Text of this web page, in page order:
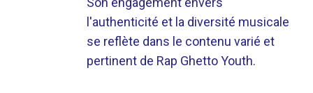
l'authenticité et la diversité musicale
se reflète dans le contenu varié et
pertinent de Rap Ghetto Youth.